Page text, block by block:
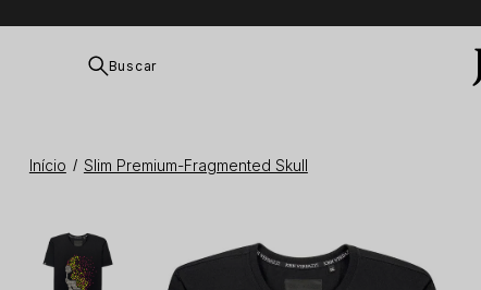
Buscar
Início Slim Premium-Fragmented Skull